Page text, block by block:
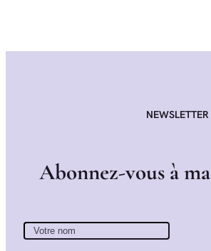
NEWSLETTER
Abonnez-vous àma